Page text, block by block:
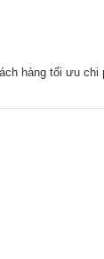
hàng tối ưu